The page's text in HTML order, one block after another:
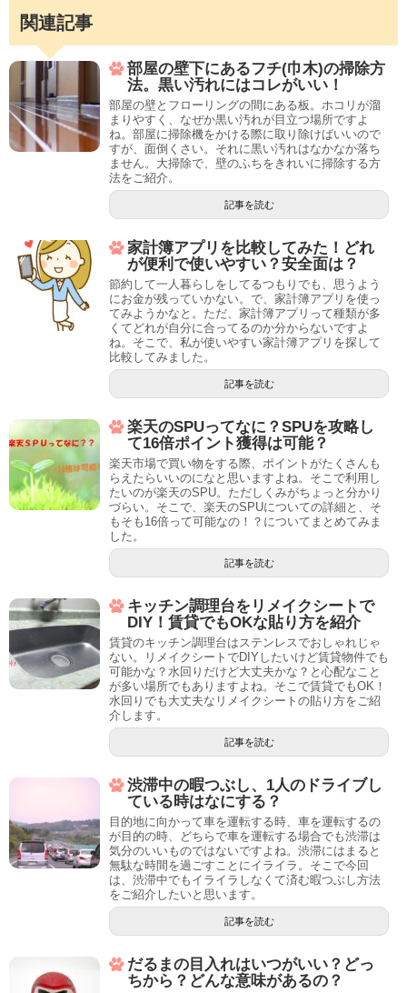
関連記事
部屋の壁下にあるフチ(巾木)の掃除方
法。黒い汚れにはコレがいい！
部屋の壁とフローリングの間にある板。ホコリが溜
まりやすく、なぜか黒い汚れが目立つ場所ですよ
ね。部屋に掃除機をかける際に取り除けばいいので
すが、面倒くさい。それに黒い汚れはなかなか落ち
ません。大掃除で、壁のふちをきれいに掃除する方
法をご紹介。
記事を読む
家計簿アプリを比較してみた！どれ
が便利で使いやすい？安全面は？
節約して一人暮らしをしてるつもりでも、思うよう
にお金が残っていかない。で、家計簿アプリを使っ
てみようかなと。ただ、家計簿アプリって種類が多
くてどれが自分に合ってるのか分からないですよ
ね。そこで、私が使いやすい家計簿アプリを探して
比較してみました。
記事を読む
楽天のSPUってなに？SPUを攻略し
て16倍ポイント獲得は可能？
楽天市場で買い物をする際、ポイントがたくさんも
らえたらいいのになと思いますよね。そこで利用し
たいのが楽天のSPU。ただしくみがちょっと分かり
づらい。そこで、楽天のSPUについての詳細と、そ
もそも16倍って可能なの！？についてまとめてみま
した。
記事を読む
キッチン調理台をリメイクシートで
DIY！賃貸でもOKな貼り方を紹介
賃貸のキッチン調理台はステンレスでおしゃれじゃ
ない。リメイクシートでDIYしたいけど賃貸物件でも
可能かな？水回りだけど大丈夫かな？と心配なこと
が多い場所でもありますよね。そこで賃貸でもOK！
水回りでも大丈夫なリメイクシートの貼り方をご紹
介します。
記事を読む
渋滞中の暇つぶし、1人のドライブし
ている時はなにする？
目的地に向かって車を運転する時、車を運転するの
が目的の時、どちらで車を運転する場合でも渋滞は
気分のいいものではないですよね。渋滞にはまると
無駄な時間を過ごすことにイライラ。そこで今回
は、渋滞中でもイライラしなくて済む暇つぶし方法
をご紹介したいと思います。
記事を読む
だるまの目入れはいつがいい？どっ
ちから？どんな意味があるの？